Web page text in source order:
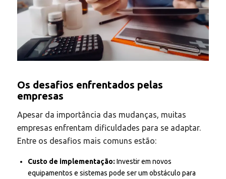
Os desafios enfrentados pelas
empresas
Apesar da importância das mudanças, muitas
empresas enfrentam dificuldades para se adaptar.
Entre os desafios mais comuns estão:
Custo de implementação: Investir em novos
equipamentos e sistemas pode ser um obstáculo para